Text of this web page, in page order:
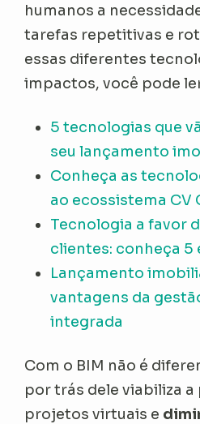
humanos a
tarefas repetitivas e
essas diferentes
impactos, você pode
5 tecnologias que
seu lançamento
Conheça as
ao ecossistema CV
Tecnologia a favor
clientes: conheça 5
Lançamento
vantagens da
integrada
Com o BIM não é
por trás dele viabiliza
projetos virtuais e